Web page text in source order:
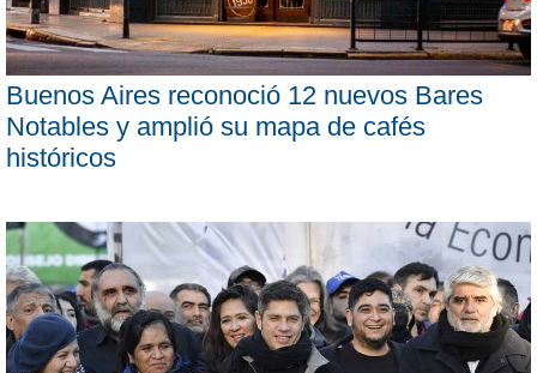
Buenos Aires reconoció 12 nuevos Bares
Notables y amplió su mapa de cafés
históricos